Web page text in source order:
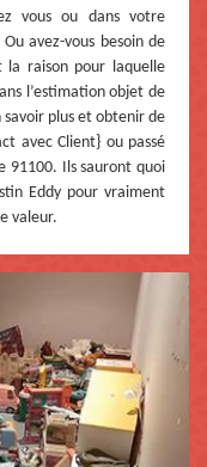
vous ou dans votre
avez-vous besoin de
la raison pour laquelle
l’estimation objet de
savoir plus et obtenir de
avec Client} ou passé
91100. Ils sauront quoi
Eddy pour vraiment
valeur.